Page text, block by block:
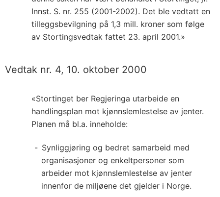
Innst. S. nr. 255 (2001-2002). Det ble vedtatt en
tilleggsbevilgning på 1,3 mill. kroner som følge
av Stortingsvedtak fattet 23. april 2001.»
Vedtak nr. 4, 10. oktober 2000
«Stortinget ber Regjeringa utarbeide en
handlingsplan mot kjønnslemlestelse av jenter.
Planen må bl.a. inneholde:
Synliggjøring og bedret samarbeid med
organisasjoner og enkeltpersoner som
arbeider mot kjønnslemlestelse av jenter
innenfor de miljøene det gjelder i Norge.